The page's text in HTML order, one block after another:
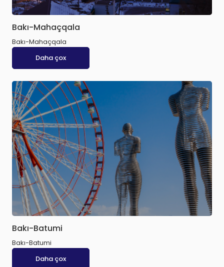
Bakı-Mahaçqala
Bakı-Mahaçqala
Daha çox
Bakı-Batumi
Bakı-Batumi
Daha çox